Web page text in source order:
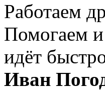
Работаем
Помогаем и
идёт
Иван